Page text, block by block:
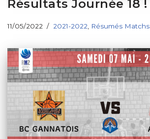
Résultats Journée 18 !
11/05/2022 2021-2022 Résumés Matchs